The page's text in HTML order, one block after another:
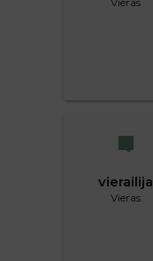
vierailija
Vieras